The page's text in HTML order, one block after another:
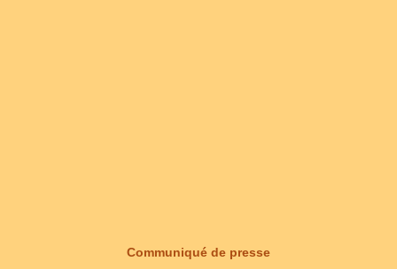
Communiqué de presse